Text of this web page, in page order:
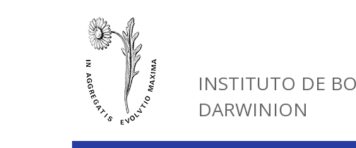
INSTITUTO DE
DARWINION